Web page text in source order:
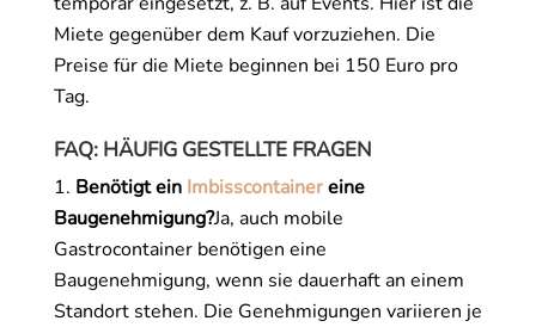
Miete gegenüber dem Kauf vorzuziehen. Die
Preise für die Miete beginnen bei 150 Euro pro
Tag.
FAQ: HÄUFIG GESTELLTE FRAGEN
Benötigt ein Imbisscontainereine
Baugenehmigung?Ja, auch mobile
Gastrocontainer benötigen eine
Baugenehmigung, wenn sie dauerhaft an einem
Standort stehen. Die Genehmigungen variieren je